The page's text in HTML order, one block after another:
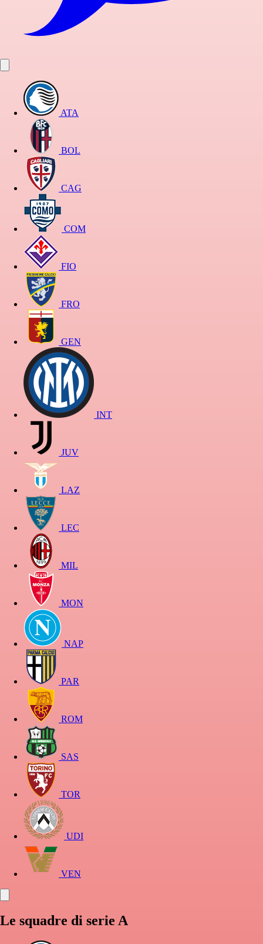
ATA
BOL
CAG
COM
FIO
FRO
GEN
INT
JUV
LAZ
LEC
MIL
MON
NAP
PAR
ROM
SAS
TOR
UDI
VEN
Le squadre di serie A